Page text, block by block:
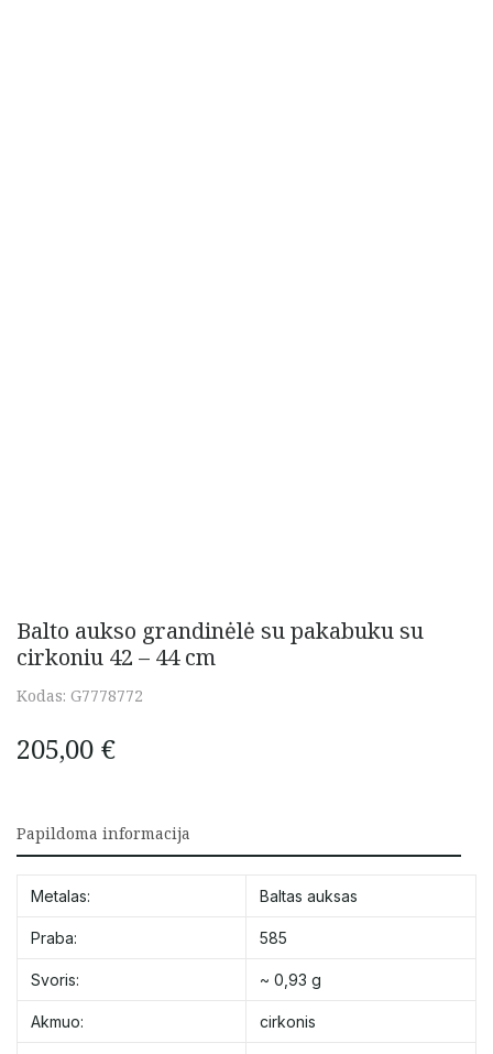
Balto aukso grandinėlė su pakabuku su
cirkoniu 42 – 44 cm
Kodas: G7778772
205,00 €
Papildoma informacija
Metalas: Baltas auksas
Praba: 585
Svoris: ~ 0,93 g
Akmuo: cirkonis